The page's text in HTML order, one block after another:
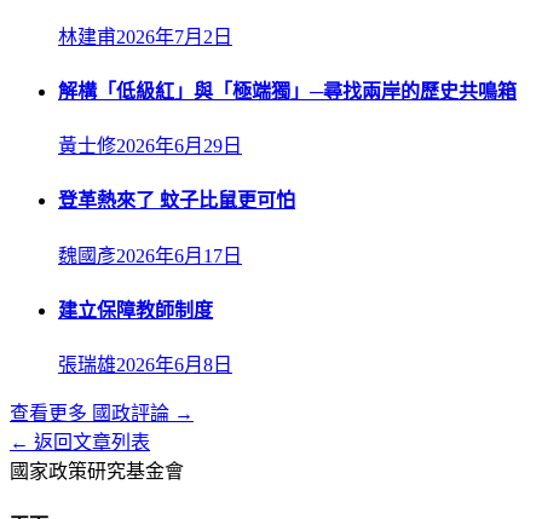
林建甫2026年7月2日
解構「低級紅」與「極端獨」─尋找兩岸的歷史共鳴箱
黃士修2026年6月29日
登革熱來了 蚊子比鼠更可怕
魏國彥2026年6月17日
建立保障教師制度
張瑞雄2026年6月8日
查看更多 國政評論 →
← 返回文章列表
國家政策研究基金會